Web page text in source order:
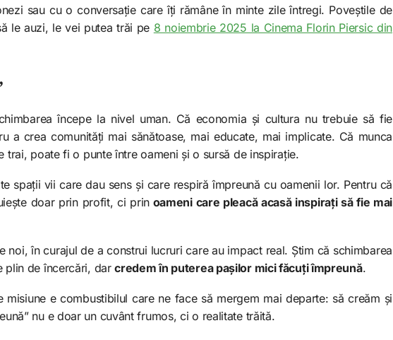
sau cu o conversație care îți rămâne în minte zile întregi. Poveștile de
le auzi, le vei putea trăi pe 8 noiembrie 2025 la Cinema Florin Piersic din
începe la nivel uman. Că economia și cultura nu trebuie să fie
a crea comunități mai sănătoase, mai educate, mai implicate. Că munca
poate fi o punte între oameni și o sursă de inspirație.
spații vii care dau sens și care respiră împreună cu oamenii lor. Pentru că
doar prin profit, ci prinoameni care pleacă acasă inspirați să fie mai
noi, în curajul de a construi lucruri care au impact real. Știm că schimbarea
plin de încercări, darcredem în puterea pașilor mici făcuți împreună.
misiune e combustibilul care ne face să mergem mai departe: să creăm și
nu e doar un cuvânt frumos, ci o realitate trăită.